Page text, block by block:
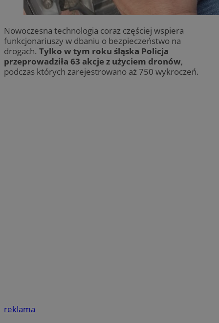
Nowoczesna technologia coraz częściej wspiera
funkcjonariuszy w dbaniu o bezpieczeństwo na
drogach. Tylko w tym roku śląska Policja
przeprowadziła 63 akcje z użyciem dronów,
podczas których zarejestrowano aż 750 wykroczeń.
reklama